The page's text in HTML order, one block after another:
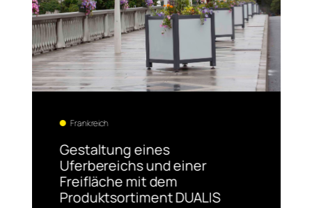
Frankreich
Gestaltung eines
Uferbereichs und einer
Freifläche mit dem
Produktsortiment DUALIS